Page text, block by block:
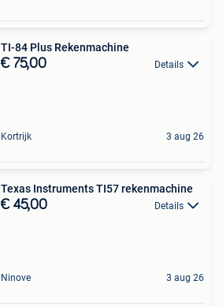
TI-84 Plus Rekenmachine
€ 75,00 Details
Kortrijk 3 aug 26
Texas Instruments TI57 rekenmachine
€ 45,00 Details
Ninove 3 aug 26